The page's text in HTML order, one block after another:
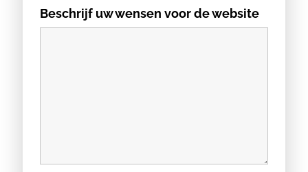
Beschrijf uw wensen voor de website